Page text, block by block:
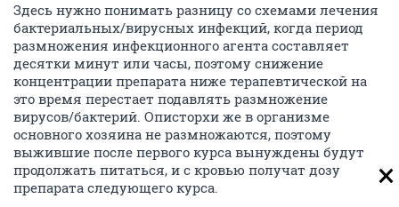
Здесь нужно понимать разницу со схемами лечения
бактериальных/вирусных инфекций, когда период
размножения инфекционного агента составляет
десятки минут или часы, поэтому снижение
концентрации препарата ниже терапевтической на
это время перестает подавлять размножение
вирусов/бактерий. Описторхи же в организме
основного хозяина не размножаются, поэтому
выжившие после первого курса вынуждены будут
продолжать питаться, и с кровью получат дозу
препарата следующего курса.